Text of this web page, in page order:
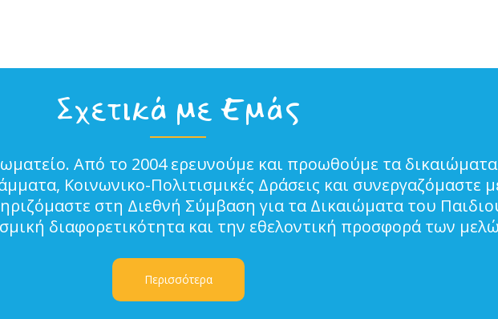
Σχετικά με Εμάς
Από το 2004 ερευνούμε και προωθούμε τα
Κοινωνικο-Πολιτισμικές Δράσεις και συνεργαζόμαστε
στη Διεθνή Σύμβαση για τα Δικαιώματα του
διαφορετικότητα και την εθελοντική προσφορά των
Περισσότερα